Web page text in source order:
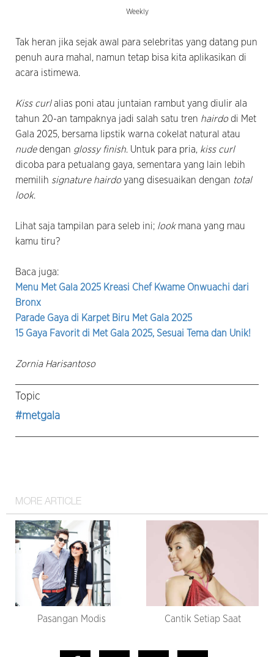
Weekly
Tak heran jika sejak awal para selebritas yang datang pun
penuh aura mahal, namun tetap bisa kita aplikasikan di
acara istimewa.
Kiss curlalias poni atau juntaian rambut yang diulir ala
tahun 20-an tampaknya jadi salah satu tren hairdodi Met
Gala 2025, bersama lipstik warna cokelat natural atau
nudedengan glossy finish. Untuk para pria, kiss curl
dicoba para petualang gaya, sementara yang lain lebih
memilih signature hairdoyang disesuaikan dengan total
look.
Lihat saja tampilan para seleb ini; lookmana yang mau
kamu tiru?
Baca juga:
Menu Met Gala 2025 Kreasi Chef Kwame Onwuachi dari
Bronx
Parade Gaya di Karpet Biru Met Gala 2025
15 Gaya Favorit di Met Gala 2025, Sesuai Tema dan Unik!
Zornia Harisantoso
Topic
#metgala
MORE ARTICLE
Pasangan Modis Cantik Setiap Saat